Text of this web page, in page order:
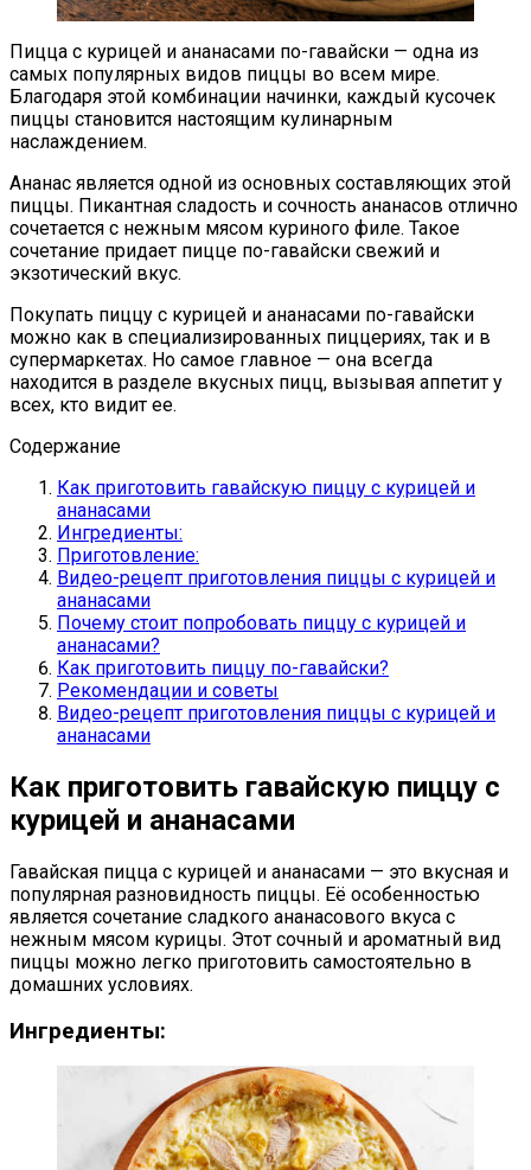
Пицца с курицей и ананасами по-гавайски — одна из
самых популярных видов пиццы во всем мире.
Благодаря этой комбинации начинки, каждый кусочек
пиццы становится настоящим кулинарным
наслаждением.
Ананас является одной из основных составляющих этой
пиццы. Пикантная сладость и сочность ананасов отлично
сочетается с нежным мясом куриного филе. Такое
сочетание придает пицце по-гавайски свежий и
экзотический вкус.
Покупать пиццу с курицей и ананасами по-гавайски
можно как в специализированных пиццериях, так и в
супермаркетах. Но самое главное — она всегда
находится в разделе вкусных пицц, вызывая аппетит у
всех, кто видит ее.
Содержание
Как приготовить гавайскую пиццу с курицей и
ананасами
Ингредиенты:
Приготовление:
Видео-рецепт приготовления пиццы с курицей и
ананасами
Почему стоит попробовать пиццу с курицей и
ананасами?
Как приготовить пиццу по-гавайски?
Рекомендации и советы
Видео-рецепт приготовления пиццы с курицей и
ананасами
Как приготовить гавайскую пиццу с
курицей и ананасами
Гавайская пицца с курицей и ананасами — это вкусная и
популярная разновидность пиццы. Её особенностью
является сочетание сладкого ананасового вкуса с
нежным мясом курицы. Этот сочный и ароматный вид
пиццы можно легко приготовить самостоятельно в
домашних условиях.
Ингредиенты: